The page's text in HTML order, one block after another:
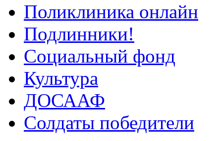
Поликлиника онлайн
Подлинники!
Социальный фонд
Культура
ДОСААФ
Солдаты победители